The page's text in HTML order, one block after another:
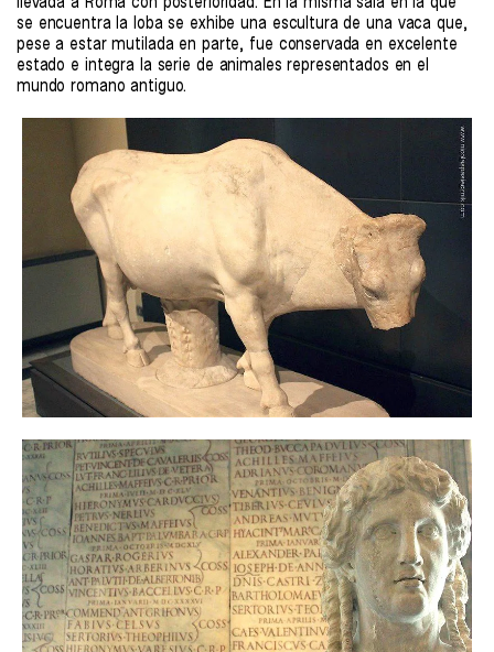
se encuentra la loba se exhibe una escultura de una vaca que,
pese a estar mutilada en parte, fue conservada en excelente
estado e integra la serie de animales representados en el
mundo romano antiguo.